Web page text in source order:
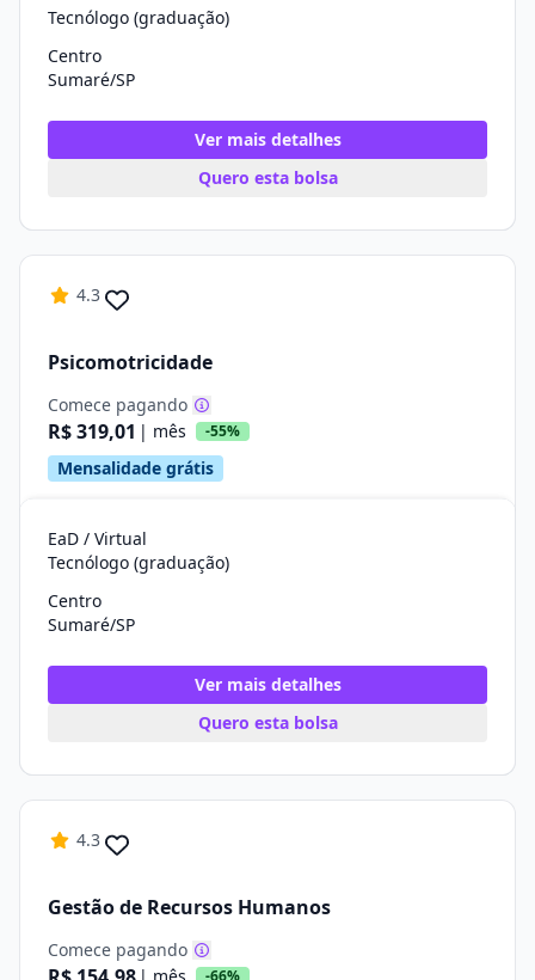
Tecnólogo (graduação)
Centro
Sumaré/SP
Ver mais detalhes
Quero esta bolsa
4.3
Psicomotricidade
Comece pagando
R$ 319,01 | mês -55%
Mensalidade grátis
EaD / Virtual
Tecnólogo (graduação)
Centro
Sumaré/SP
Ver mais detalhes
Quero esta bolsa
4.3
Gestão de Recursos Humanos
Comece pagando
-66%